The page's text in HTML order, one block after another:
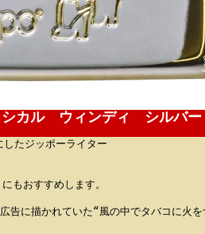
カル ウィンディ シルバー
たジッポーライター
もおすすめします。
に描かれていた“風の中でタバコに火を